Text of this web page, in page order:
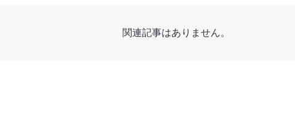
関連記事はありません。